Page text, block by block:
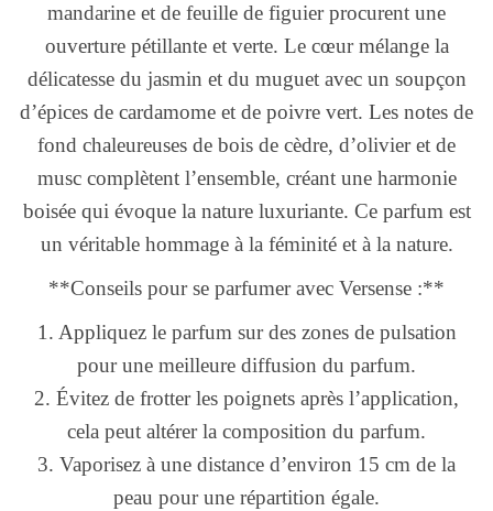
mandarine et de feuille de figuier procurent une
ouverture pétillante et verte. Le cœur mélange la
délicatesse du jasmin et du muguet avec un soupçon
d’épices de cardamome et de poivre vert. Les notes de
fond chaleureuses de bois de cèdre, d’olivier et de
musc complètent l’ensemble, créant une harmonie
boisée qui évoque la nature luxuriante. Ce parfum est
un véritable hommage à la féminité et à la nature.
**Conseils pour se parfumer avec Versense :**
1. Appliquez le parfum sur des zones de pulsation
pour une meilleure diffusion du parfum.
2. Évitez de frotter les poignets après l’application,
cela peut altérer la composition du parfum.
3. Vaporisez à une distance d’environ 15 cm de la
peau pour une répartition égale.